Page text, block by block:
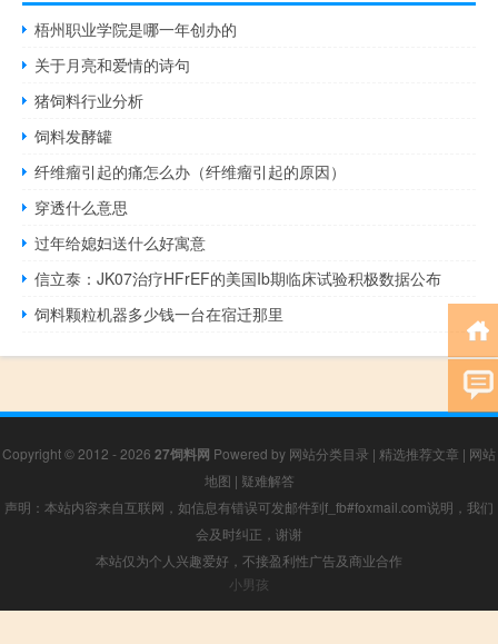
梧州职业学院是哪一年创办的
关于月亮和爱情的诗句
猪饲料行业分析
饲料发酵罐
纤维瘤引起的痛怎么办（纤维瘤引起的原因）
穿透什么意思
过年给媳妇送什么好寓意
信立泰：JK07治疗HFrEF的美国Ib期临床试验积极数据公布
饲料颗粒机器多少钱一台在宿迁那里
Copyright © 2012 - 2026 27饲料网 Powered by 网站分类目录 | 精选推荐文章 | 网站
地图 | 疑难解答
声明：本站内容来自互联网，如信息有错误可发邮件到f_fb#foxmail.com说明，我们
会及时纠正，谢谢
本站仅为个人兴趣爱好，不接盈利性广告及商业合作
小男孩